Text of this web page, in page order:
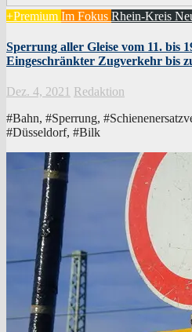
+Premium Im Fokus Rhein-Kreis
Sperrung aller Gleise vom 11. bis
Eingeschränkter Zugverkehr bis
Dez. 4, 2021 Redaktion
#Bahn, #Sperrung,
#Düsseldorf, #Bilk